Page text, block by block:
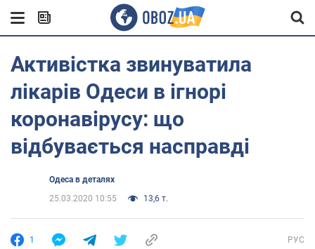
Активістка звинуватила
лікарів Одеси в ігнорі
коронавірусу: що
відбувається насправді
Одеса в деталях
25.03.2020 10:55
13,6 т.
1 РУС